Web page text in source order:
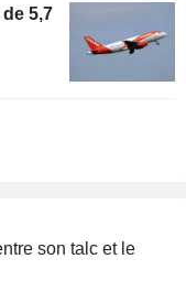
5,7
son talc et le